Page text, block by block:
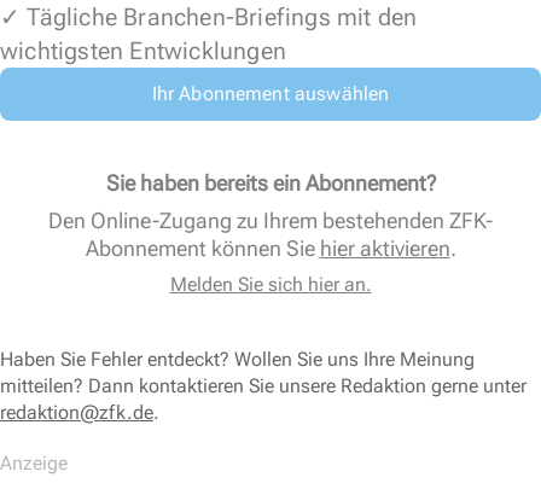
✓ Tägliche Branchen-Briefings mit den
wichtigsten Entwicklungen
Ihr Abonnement auswählen
Sie haben bereits ein Abonnement?
Den Online-Zugang zu Ihrem bestehenden ZFK-
Abonnement können Sie hier aktivieren.
Melden Sie sich hier an.
Haben Sie Fehler entdeckt? Wollen Sie uns Ihre Meinung
mitteilen? Dann kontaktieren Sie unsere Redaktion gerne unter
redaktion@zfk.de.